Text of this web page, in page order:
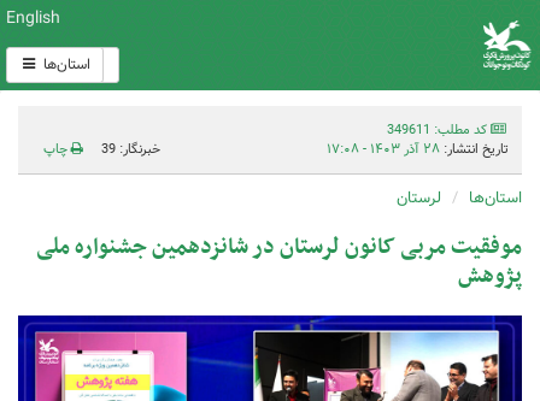
English
استان‌ها
کد مطلب: 349611
تاریخ انتشار: ۲۸ آذر ۱۴۰۳ - ۱۷:۰۸ خبرنگار: 39 چاپ
استان‌ها لرستان
موفقیت مربی کانون لرستان در شانزدهمین جشنواره ملی
پژوهش